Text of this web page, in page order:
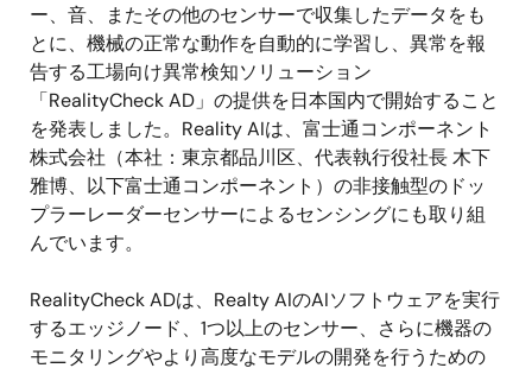
ー、音、またその他のセンサーで収集したデータをも
とに、機械の正常な動作を自動的に学習し、異常を報
告する工場向け異常検知ソリューション
「RealityCheck AD」の提供を日本国内で開始すること
を発表しました。Reality AIは、富士通コンポーネント
株式会社（本社：東京都品川区、代表執行役社長 木下
雅博、以下富士通コンポーネント）の非接触型のドッ
プラーレーダーセンサーによるセンシングにも取り組
んでいます。
RealityCheck ADは、Realty AIのAIソフトウェアを実行
するエッジノード、1つ以上のセンサー、さらに機器の
モニタリングやより高度なモデルの開発を行うための